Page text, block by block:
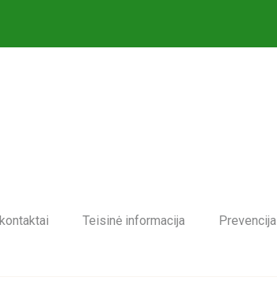
Teisinė informacija Prevencija